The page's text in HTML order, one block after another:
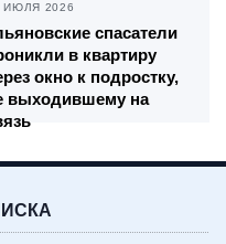
ИЮЛЯ 2026
спасатели
в квартиру
окно к подростку,
выходившему на